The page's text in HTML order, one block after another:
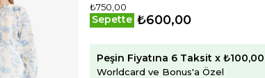
₺750,00
Sepette ₺600,00
Peşin Fiyatına 6 Taksit x ₺100,00
Worldcard ve Bonus'a Özel